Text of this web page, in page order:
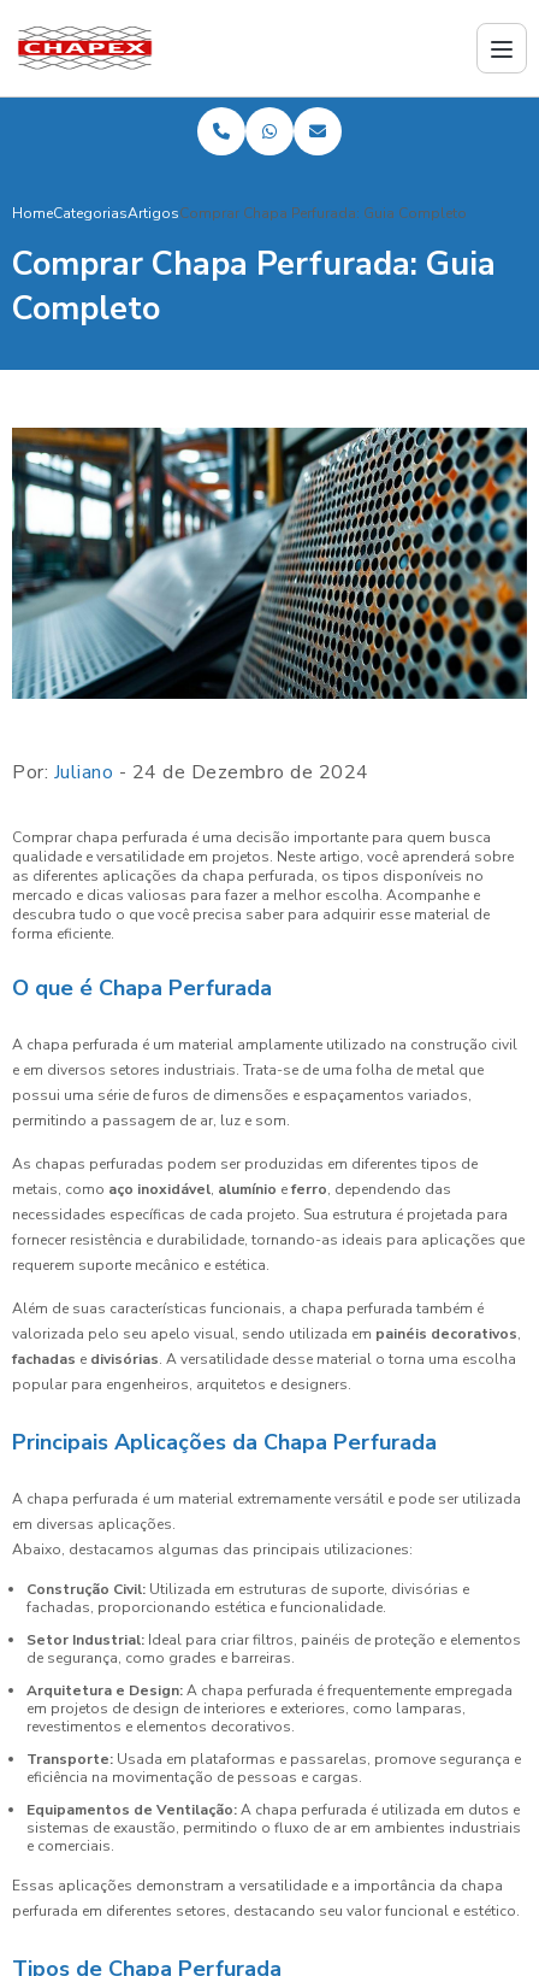
HomeCategoriasArtigosComprar Chapa Perfurada: Guia Completo
Comprar Chapa Perfurada: Guia
Completo
Por: Juliano - 24 de Dezembro de 2024
Comprar chapa perfurada é uma decisão importante para quem busca
qualidade e versatilidade em projetos. Neste artigo, você aprenderá sobre
as diferentes aplicações da chapa perfurada, os tipos disponíveis no
mercado e dicas valiosas para fazer a melhor escolha. Acompanhe e
descubra tudo o que você precisa saber para adquirir esse material de
forma eficiente.
O que é Chapa Perfurada
A chapa perfurada é um material amplamente utilizado na construção civil
e em diversos setores industriais. Trata-se de uma folha de metal que
possui uma série de furos de dimensões e espaçamentos variados,
permitindo a passagem de ar, luz e som.
As chapas perfuradas podem ser produzidas em diferentes tipos de
metais, como aço inoxidável, alumínio eferro, dependendo das
necessidades específicas de cada projeto. Sua estrutura é projetada para
fornecer resistência e durabilidade, tornando-as ideais para aplicações que
requerem suporte mecânico e estética.
Além de suas características funcionais, a chapa perfurada também é
valorizada pelo seu apelo visual, sendo utilizada em painéis decorativos,
fachadas e divisórias. A versatilidade desse material o torna uma escolha
popular para engenheiros, arquitetos e designers.
Principais Aplicações da Chapa Perfurada
A chapa perfurada é um material extremamente versátil e pode ser utilizada
em diversas aplicações.
Abaixo, destacamos algumas das principais utilizaciones:
Construção Civil: Utilizada em estruturas de suporte, divisórias e
fachadas, proporcionando estética e funcionalidade.
Setor Industrial: Ideal para criar filtros, painéis de proteção e elementos
de segurança, como grades e barreiras.
Arquitetura e Design:A chapa perfurada é frequentemente empregada
em projetos de design de interiores e exteriores, como lamparas,
revestimentos e elementos decorativos.
Transporte: Usada em plataformas e passarelas, promove segurança e
eficiência na movimentação de pessoas e cargas.
Equipamentos de Ventilação:A chapa perfurada é utilizada em dutos e
sistemas de exaustão, permitindo o fluxo de ar em ambientes industriais
e comerciais.
Essas aplicações demonstram a versatilidade e a importância da chapa
perfurada em diferentes setores, destacando seu valor funcional e estético.
Tipos de Chapa Perfurada